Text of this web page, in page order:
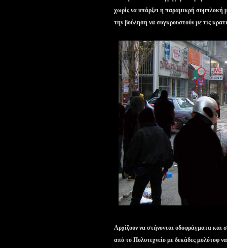
χωρίς να υπάρξει η παραμικρή συμπλοκή
την βούληση να συγκρουστούν με τις
Αρχίζουν να στήνονται οδοφράγματα και
από το Πολυτεχνείο με δεκάδες μολότοφ